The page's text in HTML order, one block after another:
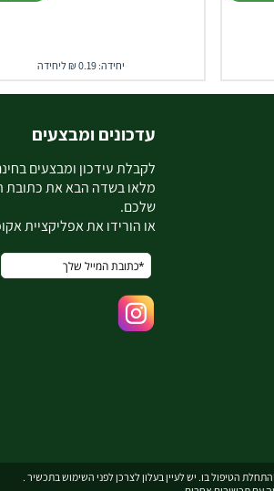
יחידה: 0.19 ₪ ליחידה
עדכונים ומבצעים
לקבלת עידכון ומבצעים
מלאו בשדה הבא את כתובת
שלכם.
או הורידו את אפליקציית
הטיפול בו. יש לעיין בעלון לצרכן לפני השימוש בתכשיר .